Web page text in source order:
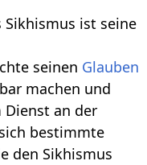
Sikhismus ist seine
seinen Glauben
machen und
Dienst an der
bestimmte
den Sikhismus